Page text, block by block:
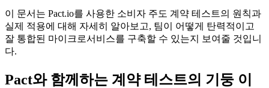
이 문서는 Pact.io를 사용한 소비자 주도 계약 테스트의 원칙과
실제 적용에 대해 자세히 알아보고, 팀이 어떻게 탄력적이고
잘 통합된 마이크로서비스를 구축할 수 있는지 보여줄 것입니
다.
Pact와 함께하는 계약 테스트의 기둥 이